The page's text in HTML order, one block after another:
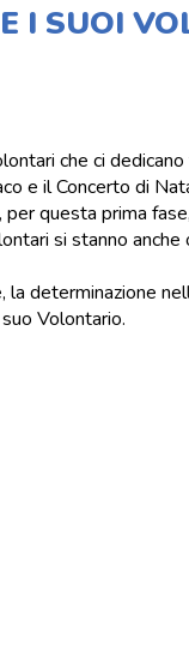
I SUOI
che ci
e il Concerto di
questa prima
si stanno anche
determinazione
Volontario.